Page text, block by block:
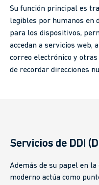
Su función principal es
legibles por humanos en
para los dispositivos,
accedan a servicios web,
correo electrónico y
de recordar direcciones
Servicios de DDI
Además de su papel en
moderno actúa como